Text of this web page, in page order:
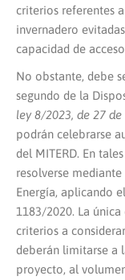
criterios referentes
invernadero
capacidad de
No obstante, debe
segundo de la
ley 8/2023, de 27
podrán celebrarse
del MITERD. En
resolverse
Energía, aplicando
1183/2020. La
criterios a
deberán limitarse a
proyecto, al